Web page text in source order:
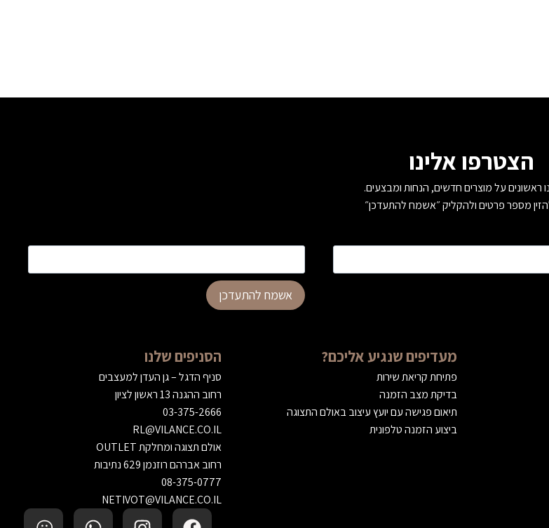
הצטרפו אלינו
ראשונים על מוצרים חדשים, הנחות ומבצעים.
מספר פרטים ולהקליק ״אשמח להתעדכן״
אשמח להתעדכן
מעדיפים שנגיע אליכם?
פתיחת קריאת שירות
בדיקת מצב הזמנה
תיאום פגישה עם יועץ עיצוב באולם התצוגה
ביצוע הזמנה טלפונית
הסניפים שלנו
סניף הדגל – גן העדן למעצבים
רחוב ההגנה 13 ראשון לציון
03-375-2666
RL@VILANCE.CO.IL
אולם תצוגה ומחלקת OUTLET
רחוב אברהם רוזנמן 629 נתיבות
08-375-0777
NETIVOT@VILANCE.CO.IL